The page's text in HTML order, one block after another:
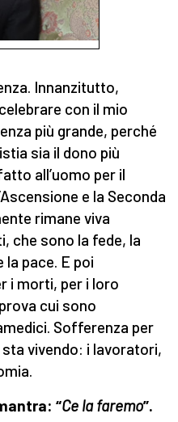
Innanzitutto,
con il mio
più grande, perché
sia il dono più
all’uomo per il
e la Seconda
rimane viva
che sono la fede, la
la pace. E poi
i morti, per i loro
cui sono
Sofferenza per
vivendo: i lavoratori,
“Ce la faremo”.